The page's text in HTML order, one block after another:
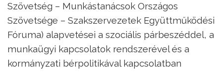
Szövetség – Munkástanácsok Országos
Szövetsége – Szakszervezetek Együttműködési
Fóruma) alapvetései a szociális párbeszéddel, a
munkaügyi kapcsolatok rendszerével és a
kormányzati bérpolitikával kapcsolatban